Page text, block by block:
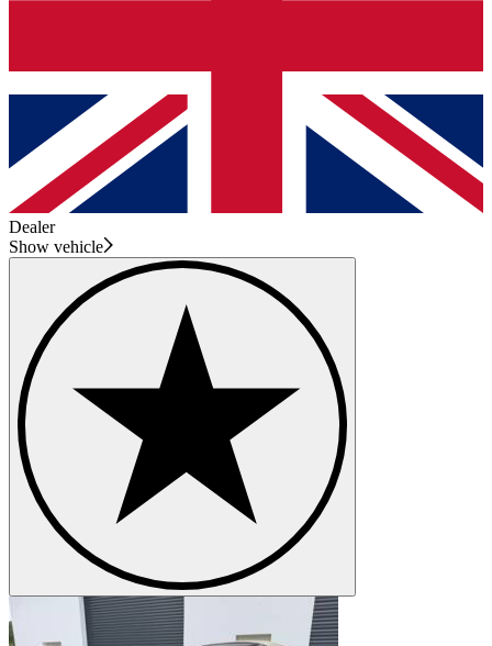
Dealer
Show vehicle